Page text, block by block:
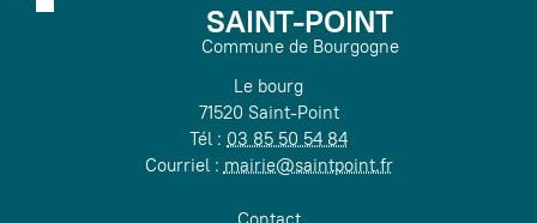
SAINT-POINT
Commune de Bourgogne
Le bourg
71520 Saint-Point
Tél : 03 85 50 54 84
Courriel : mairie@saintpoint.fr
Contact